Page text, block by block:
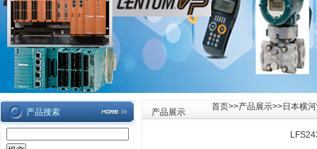
产品搜索 产品展示
首页>>产品展示>>日本横